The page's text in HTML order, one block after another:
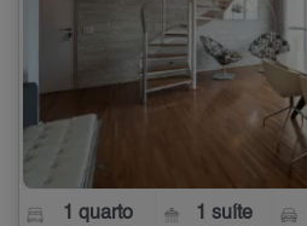
1 quarto 1 suíte